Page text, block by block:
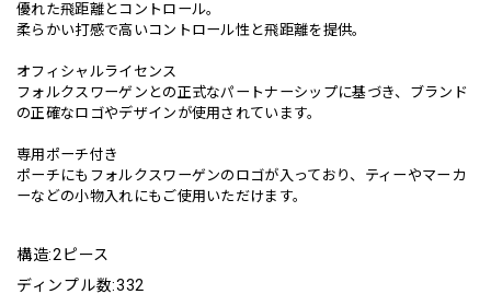
優れた飛距離とコントロール。
柔らかい打感で高いコントロール性と飛距離を提供。
オフィシャルライセンス
フォルクスワーゲンとの正式なパートナーシップに基づき、ブランド
の正確なロゴやデザインが使用されています。
専用ポーチ付き
ポーチにもフォルクスワーゲンのロゴが入っており、ティーやマーカ
ーなどの小物入れにもご使用いただけます。
構造:2ピース
ディンプル数:332